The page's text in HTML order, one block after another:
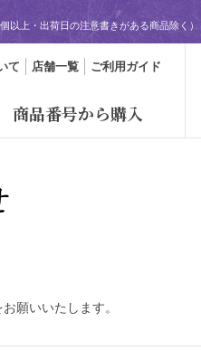
以上・出荷日の注意書きがある商品除く）
て 店舗一覧 ご利用ガイド
商品番号から購入
願いいたします。